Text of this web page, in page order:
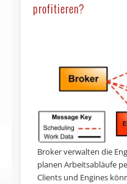
profitieren?
Broker verwalten die
planen Arbeitsabläufe
Clients und Engines